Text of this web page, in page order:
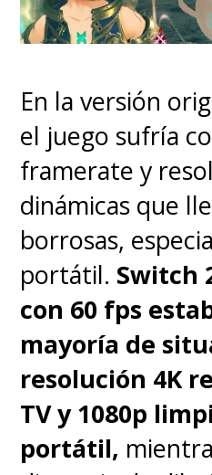
indumentaria)
con ver a La
levantando una
mundo.
Minijuegos y
Cuenta con una
dedicada a
entretenidos
además de un
entrenamiento
grano, enfocado
en enseñarte
abrumarte con
En la versión
el juego sufría
framerate y
dinámicas que
borrosas,
portátil. Switch
con 60 fps
mayoría de
resolución 4K
TV y 1080p
portátil,